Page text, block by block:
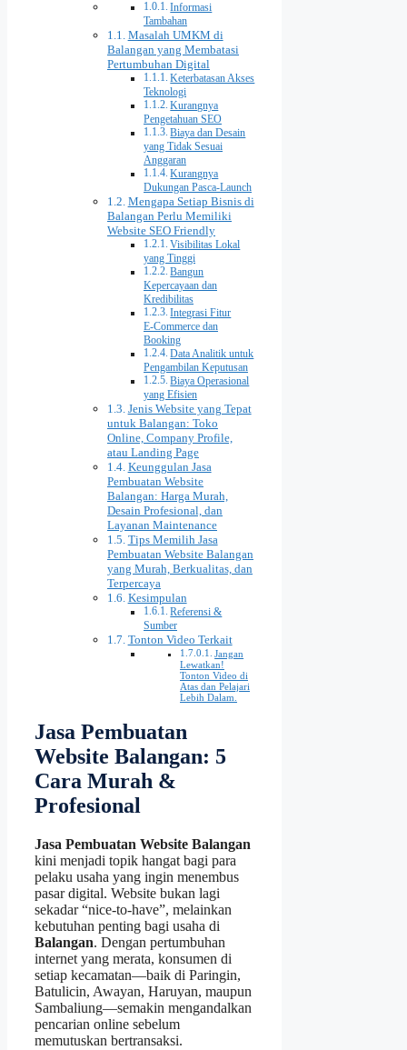
Informasi
Tambahan
Masalah UMKM di
Balangan yang Membatasi
Pertumbuhan Digital
Keterbatasan Akses
Teknologi
Kurangnya
Pengetahuan SEO
Biaya dan Desain
yang Tidak Sesuai
Anggaran
Kurangnya
Dukungan Pasca‑Launch
Mengapa Setiap Bisnis di
Balangan Perlu Memiliki
Website SEO Friendly
Visibilitas Lokal
yang Tinggi
Bangun
Kepercayaan dan
Kredibilitas
Integrasi Fitur
E‑Commerce dan
Booking
Data Analitik untuk
Pengambilan Keputusan
Biaya Operasional
yang Efisien
Jenis Website yang Tepat
untuk Balangan: Toko
Online, Company Profile,
atau Landing Page
Keunggulan Jasa
Pembuatan Website
Balangan: Harga Murah,
Desain Profesional, dan
Layanan Maintenance
Tips Memilih Jasa
Pembuatan Website Balangan
yang Murah, Berkualitas, dan
Terpercaya
Kesimpulan
Referensi &
Sumber
Tonton Video Terkait
Jangan
Lewatkan!
Tonton Video di
Atas dan Pelajari
Lebih Dalam.
Jasa Pembuatan
Website Balangan: 5
Cara Murah &
Profesional
Jasa Pembuatan Website Balangan
kini menjadi topik hangat bagi para
pelaku usaha yang ingin menembus
pasar digital. Website bukan lagi
sekadar “nice‑to‑have”, melainkan
kebutuhan penting bagi usaha di
Balangan. Dengan pertumbuhan
internet yang merata, konsumen di
setiap kecamatan—baik di Paringin,
Batulicin, Awayan, Haruyan, maupun
Sambaliung—semakin mengandalkan
pencarian online sebelum
memutuskan bertransaksi.